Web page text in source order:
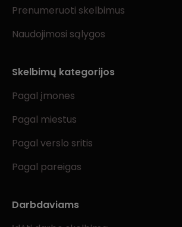
Prenumeruoti skelbimus
Naudojimosi sąlygos
Skelbimų kategorijos
Pagal įmones
Pagal miestus
Pagal verslo sritis
Pagal pareigas
Darbdaviams